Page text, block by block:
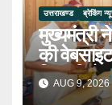
उत्तराखण्ड ब्रेकिंग
मुख्यमंत्री
की
कियाAUG 9, 2026